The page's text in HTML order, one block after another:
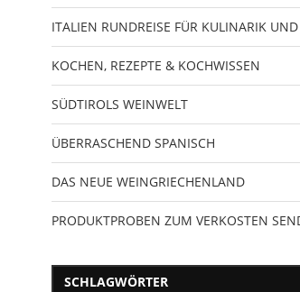
ITALIEN RUNDREISE FÜR KULINARIK
KOCHEN, REZEPTE & KOCHWISSEN
SÜDTIROLS WEINWELT
ÜBERRASCHEND SPANISCH
DAS NEUE WEINGRIECHENLAND
PRODUKTPROBEN ZUM VERKOSTEN
SCHLAGWÖRTER